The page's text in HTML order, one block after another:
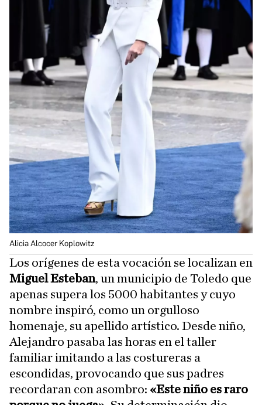
Alicia Alcocer Koplowitz
Los orígenes de esta vocación se localizan en
Miguel Esteban, un municipio de Toledo que
apenas supera los 5000 habitantes y cuyo
nombre inspiró, como un orgulloso
homenaje, su apellido artístico. Desde niño,
Alejandro pasaba las horas en el taller
familiar imitando a las costureras a
escondidas, provocando que sus padres
recordaran con asombro: «Este niño es raro